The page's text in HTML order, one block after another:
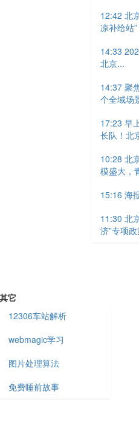
12:42 北
凉补给站”
14:33
北京...
14:37 聚
个全域场
17:23 早
长队！北
10:28 北
模盛大，
15:16 海
11:30 北
济”专项
其它
12306车站解析
webmagic学习
图片处理算法
免费睡前故事